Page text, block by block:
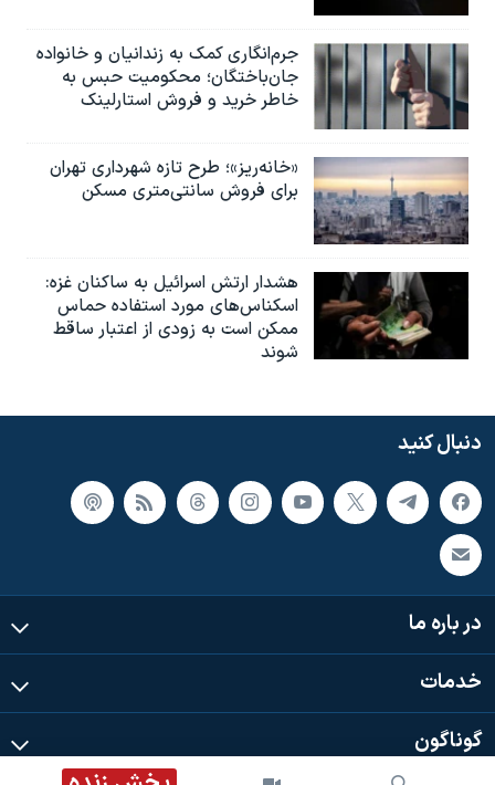
جرم‌انگاری کمک به زندانیان و خانواده
جان‌باختگان؛ محکومیت حبس به‌
خاطر خرید و فروش استارلینک
«خانه‌ریز»؛ طرح تازه شهرداری تهران
برای فروش سانتی‌متری مسکن
هشدار ارتش اسرائیل به ساکنان غزه:
اسکناس‌های مورد استفاده حماس
ممکن است به‌ زودی از اعتبار ساقط
شوند
دنبال کنید
در باره ما
خدمات
گوناگون